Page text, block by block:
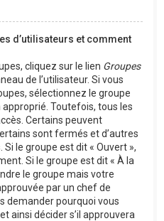
d’utilisateurs et comment
cliquez sur le lien Groupes
de l’utilisateur. Si vous
sélectionnez le groupe
Toutefois, tous les
Certains peuvent
sont fermés et d’autres
le groupe est dit « Ouvert »,
Si le groupe est dit « À la
le groupe mais votre
par un chef de
demander pourquoi vous
ainsi décider s’il approuvera